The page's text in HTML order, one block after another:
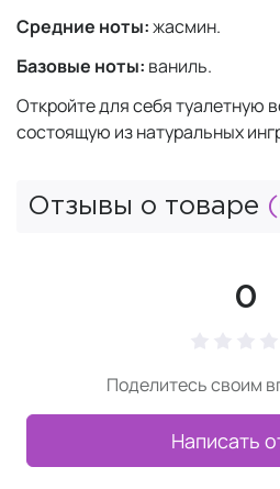
Средние ноты:жасмин.
Базовые ноты: ваниль.
Откройте для себя туалетную
состоящую из натуральных
Отзывы о товаре
0
Поделитесь своим
Написать